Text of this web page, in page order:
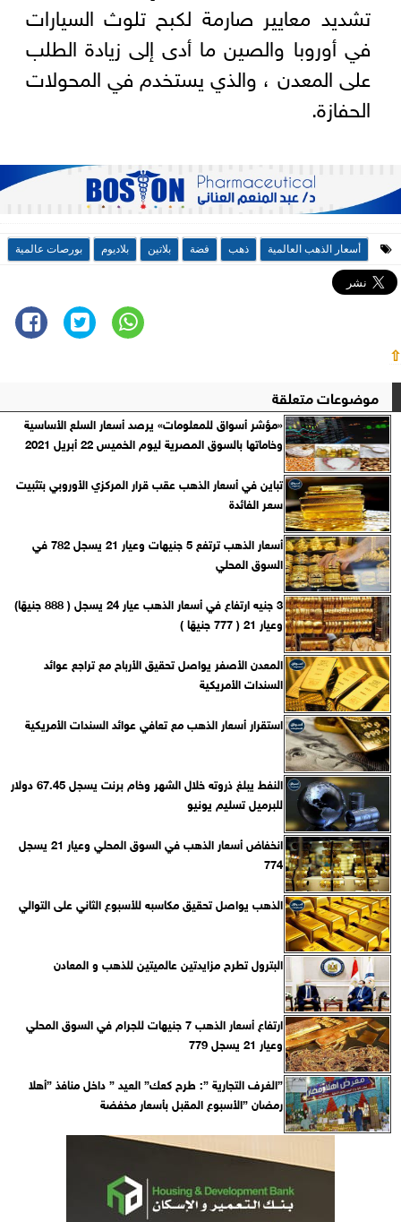
تشديد معايير صارمة لكبح تلوث السيارات
في أوروبا والصين ما أدى إلى زيادة الطلب
على المعدن ، والذي يستخدم في المحولات
الحفازة.
أسعار الذهب العالمية ذهب فضة بلاتين بلاديوم بورصات عالمية
⇧
موضوعات متعلقة
«مؤشر أسواق للمعلومات» يرصد أسعار السلع الأساسية
وخاماتها بالسوق المصرية ليوم الخميس 22 أبريل 2021
تباين في أسعار الذهب عقب قرار المركزي الأوروبي بتثبيت
سعر الفائدة
أسعار الذهب ترتفع 5 جنيهات وعيار 21 يسجل 782 في
السوق المحلي
3 جنيه ارتفاع في أسعار الذهب عيار 24 يسجل ( 888 جنيهًا)
وعيار 21 ( 777 جنيهًا )
المعدن الأصفر يواصل تحقيق الأرباح مع تراجع عوائد
السندات الأمريكية
استقرار أسعار الذهب مع تعافي عوائد السندات الأمريكية
النفط يبلغ ذروته خلال الشهر وخام برنت يسجل 67.45 دولار
للبرميل تسليم يونيو
انخفاض أسعار الذهب في السوق المحلي وعيار 21 يسجل
774
الذهب يواصل تحقيق مكاسبه للأسبوع الثاني على التوالي
البترول تطرح مزايدتين عالميتين للذهب و المعادن
ارتفاع أسعار الذهب 7 جنيهات للجرام في السوق المحلي
وعيار 21 يسجل 779
”الغرف التجارية ”: طرح كعك” العيد ” داخل منافذ ”أهلا
رمضان ”الأسبوع المقبل بأسعار مخفضة